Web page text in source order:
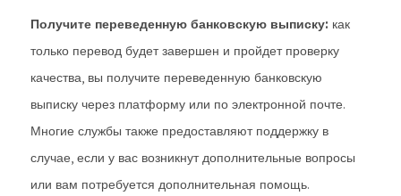
Получите переведенную банковскую выписку: как
только перевод будет завершен и пройдет проверку
качества, вы получите переведенную банковскую
выписку через платформу или по электронной почте.
Многие службы также предоставляют поддержку в
случае, если у вас возникнут дополнительные вопросы
или вам потребуется дополнительная помощь.